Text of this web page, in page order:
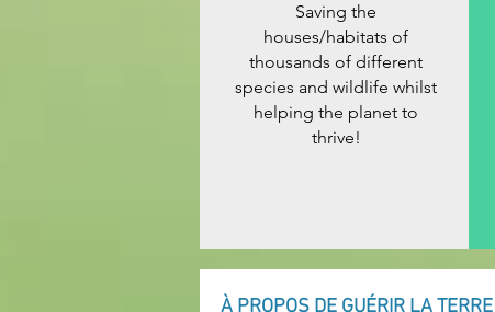
Saving the
houses/habitats of
thousands of different
species and wildlife whilst
helping the planet to
thrive!